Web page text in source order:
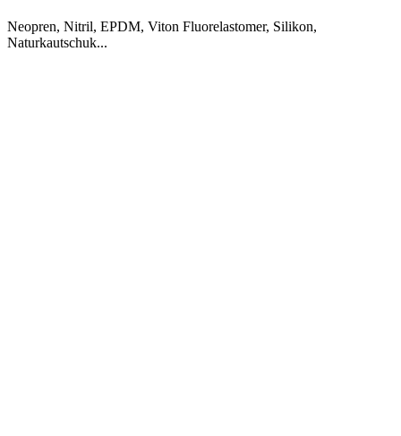
Neopren, Nitril, EPDM, Viton Fluorelastomer, Silikon,
Naturkautschuk...